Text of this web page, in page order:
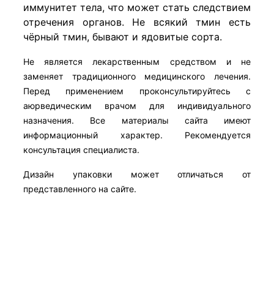
иммунитет тела, что может стать следствием
отречения органов. Не всякий тмин есть
чёрный тмин, бывают и ядовитые сорта.
Не является лекарственным средством и не
заменяет традиционного медицинского лечения.
Перед применением проконсультируйтесь с
аюрведическим врачом для индивидуального
назначения. Все материалы сайта имеют
информационный характер. Рекомендуется
консультация специалиста.
Дизайн упаковки может отличаться от
представленного на сайте.